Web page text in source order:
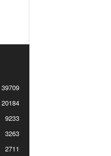
39709
20184
9233
3263
2711